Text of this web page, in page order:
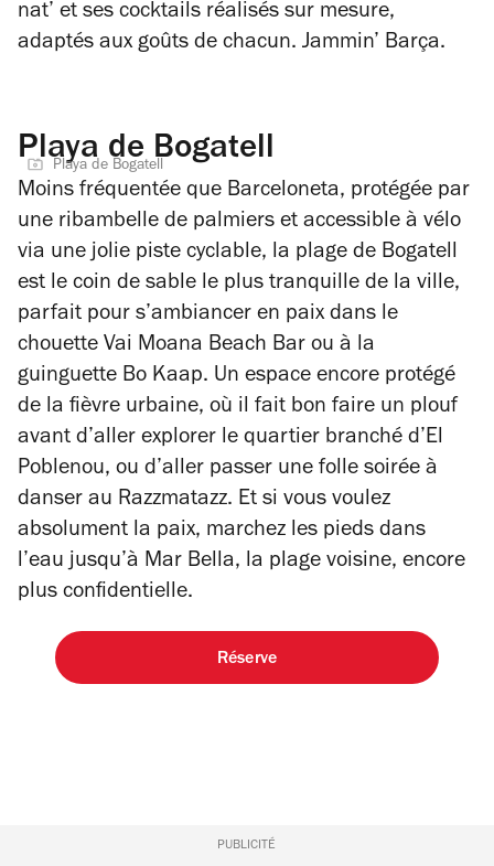
nat’ et ses cocktails réalisés sur mesure,
adaptés aux goûts de chacun. Jammin’ Barça.
Playa de Bogatell
Playa de Bogatell
Moins fréquentée que Barceloneta, protégée par
une ribambelle de palmiers et accessible à vélo
via une jolie piste cyclable, la plage de Bogatell
est le coin de sable le plus tranquille de la ville,
parfait pour s’ambiancer en paix dans le
chouette Vai Moana Beach Bar ou à la
guinguette Bo Kaap. Un espace encore protégé
de la fièvre urbaine, où il fait bon faire un plouf
avant d’aller explorer le quartier branché d’El
Poblenou, ou d’aller passer une folle soirée à
danser au Razzmatazz. Et si vous voulez
absolument la paix, marchez les pieds dans
l’eau jusqu’à Mar Bella, la plage voisine, encore
plus confidentielle.
Réserve
PUBLICITÉ